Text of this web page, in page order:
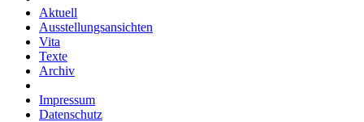
Aktuell
Ausstellungsansichten
Vita
Texte
Archiv
Impressum
Datenschutz